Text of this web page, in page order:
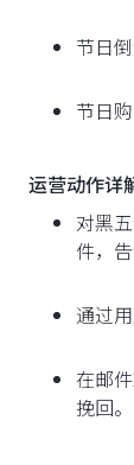
节日
节日
运营动作详
对黑
件，
通过
在邮
挽回。